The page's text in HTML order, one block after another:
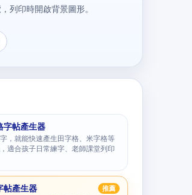
列印時開啟背景圖形。
字帖產生器
，就能快速產生田字格、米字格等
適合孩子日常練字、老師課堂列印
帖產生器 推薦